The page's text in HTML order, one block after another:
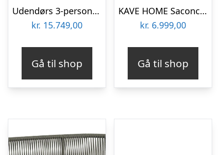
Udendørs 3-personers sofa Kave Home Forcanera i massivt teak med hvid hynde
kr. 15.749,00
Gå til shop
KAVE HOME Saconca 3 pers. udendørs sofa – grøn reb og stål
kr. 6.999,00
Gå til shop